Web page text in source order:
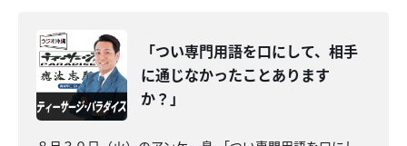
「つい専門用語を口にして、相手
に通じなかったことあります
か？」